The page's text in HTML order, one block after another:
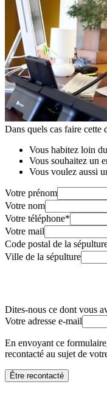
Dans quels cas faire cette
Vous habitez loin
Vous souhaitez un
Vous voulez aussi
Votre prénom
Votre nom
Votre téléphone*
Votre mail
Code postal de la
Ville de la sépulture
Dites-nous ce dont vous
Votre adresse e-mail
En envoyant ce
recontacté au sujet de
Être recontacté